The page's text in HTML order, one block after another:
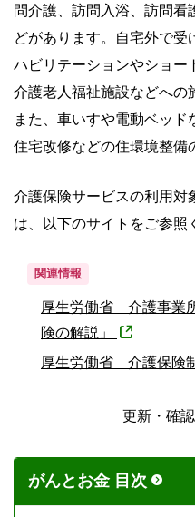
問介護、訪問入浴、訪問看
どがあります。自宅外で受
ハビリテーションやショー
介護老人福祉施設などへの
また、車いすや電動ベッド
住宅改修などの住環境整備
介護保険サービスの利用対
は、以下のサイトをご参照
関連情報
厚生労働省 介護事業
険の解説」
厚生労働省 介護保険
更新・確
がんとお金 目次